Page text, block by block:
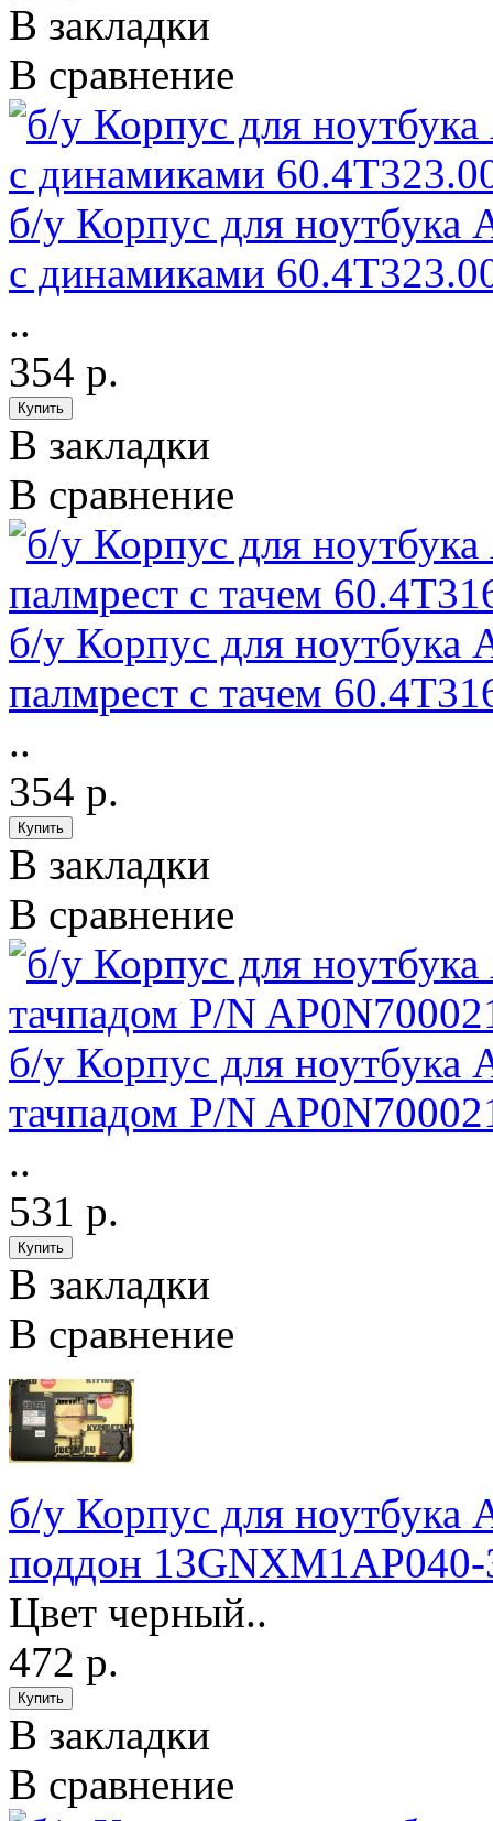
В закладки
В сравнение
б/у Корпус для ноутбука
с динамиками
..
354 р.
В закладки
В сравнение
б/у Корпус для ноутбука
палмрест с тачем
..
354 р.
В закладки
В сравнение
б/у Корпус для ноутбука
тачпадом P/N
..
531 р.
В закладки
В сравнение
б/у Корпус для ноутбука
поддон
Цвет черный..
472 р.
В закладки
В сравнение